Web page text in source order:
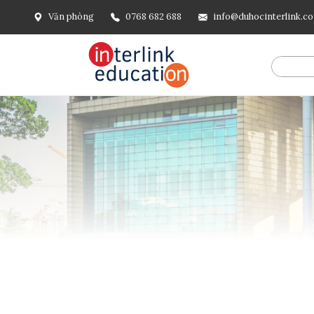
Văn phòng 0768 682 688
@include('frontend.layouts.schema-org', [ 'type' =>
url('/'), ], [ '@type' => 'ListItem', 'position' => 2, 'name' =>
=> url()->current(), ], ], ], ])